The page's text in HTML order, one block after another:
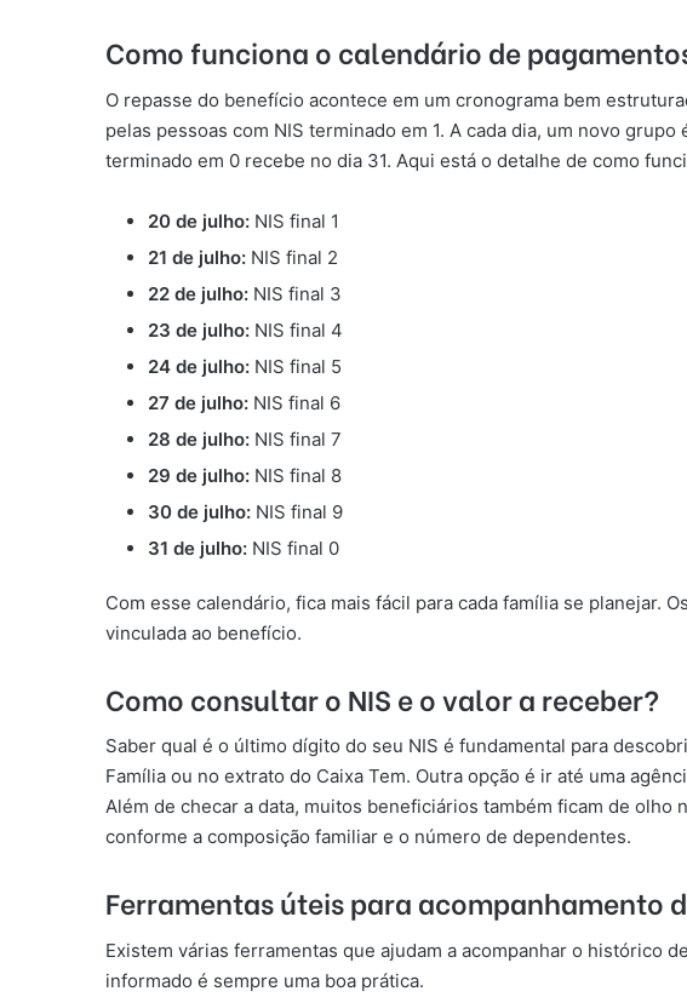
Como funciona o calendário de
O repasse do benefício acontece em um cronograma bem
pelas pessoas com NIS terminado em 1. A cada dia, um novo
terminado em 0 recebe no dia 31. Aqui está o detalhe de como
20 de julho: NIS final 1
21 de julho: NIS final 2
22 de julho: NIS final 3
23 de julho: NIS final 4
24 de julho: NIS final 5
27 de julho: NIS final 6
28 de julho: NIS final 7
29 de julho: NIS final 8
30 de julho: NIS final 9
31 de julho: NIS final 0
Com esse calendário, fica mais fácil para cada família se planejar.
vinculada ao benefício.
Como consultar o NIS e o valor a receber?
Saber qual é o último dígito do seu NIS é fundamental para
Família ou no extrato do Caixa Tem. Outra opção é ir até uma
Além de checar a data, muitos beneficiários também ficam de
conforme a composição familiar e o número de dependentes.
Ferramentas úteis para acompanhamento
Existem várias ferramentas que ajudam a acompanhar o histórico
informado é sempre uma boa prática.